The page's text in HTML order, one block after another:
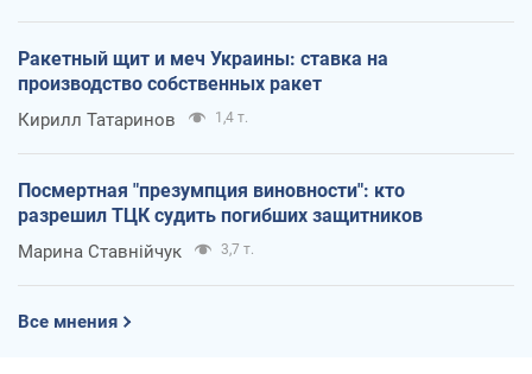
Ракетный щит и меч Украины: ставка на
производство собственных ракет
Кирилл Татаринов 1,4 т.
Посмертная "презумпция виновности": кто
разрешил ТЦК судить погибших защитников
Марина Ставнійчук 3,7 т.
Все мнения